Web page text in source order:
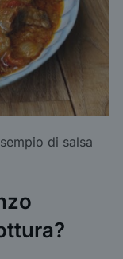
di salsa